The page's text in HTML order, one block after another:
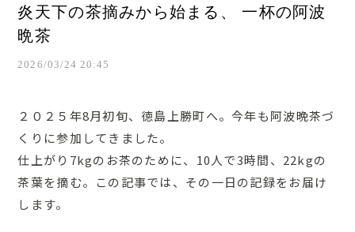
炎天下の茶摘みから始まる、 一杯の阿波
晩茶
2026/03/24 20:45
２０２５年8月初旬、徳島上勝町へ。今年も阿波晩茶づ
くりに参加してきました。
仕上がり7kgのお茶のために、10人で3時間、22kgの
茶葉を摘む。 この記事では、その一日の記録をお届け
します。